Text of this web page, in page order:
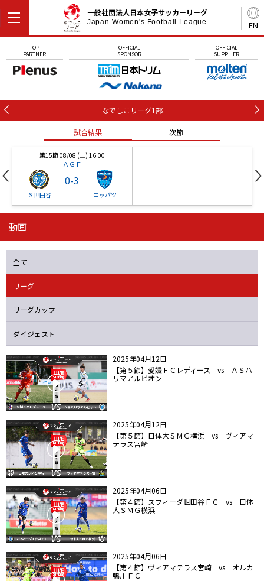
EN
一般社団法人日本女子サッカーリーグ
Japan Women's Football League
TOP
PARTNER
OFFICIAL
SPONSOR
OFFICIAL
SUPPLIER
なでしこリーグ1部
試合結果 次節
第15節 08/08 (土) 16:00
ＡＧＦ
Ｓ世田谷
0-3
ニッパツ
ニッパツ 石人の星
動画
全て
リーグ
リーグカップ
ダイジェスト
2025年04月12日
【第５節】愛媛ＦＣレディース vs ＡＳハ
リマアルビオン
2025年04月12日
【第５節】日体大ＳＭＧ横浜 vs ヴィアマ
テラス宮崎
2025年04月06日
【第４節】スフィーダ世田谷ＦＣ vs 日体
大ＳＭＧ横浜
2025年04月06日
【第４節】ヴィアマテラス宮崎 vs オルカ
鴨川ＦＣ